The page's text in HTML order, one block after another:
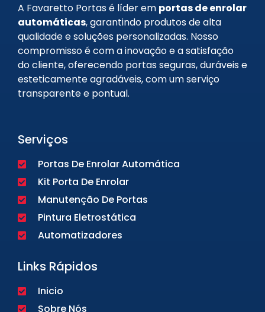
A Favaretto Portas é líder em portas de enrolar
automáticas, garantindo produtos de alta
qualidade e soluções personalizadas. Nosso
compromisso é com a inovação e a satisfação
do cliente, oferecendo portas seguras, duráveis e
esteticamente agradáveis, com um serviço
transparente e pontual.
Serviços
Portas De Enrolar Automática
Kit Porta De Enrolar
Manutenção De Portas
Pintura Eletrostática
Automatizadores
Links Rápidos
Inicio
Sobre Nós